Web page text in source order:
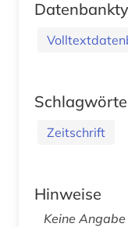
Zeitschrift
Hinweise
Keine Angabe